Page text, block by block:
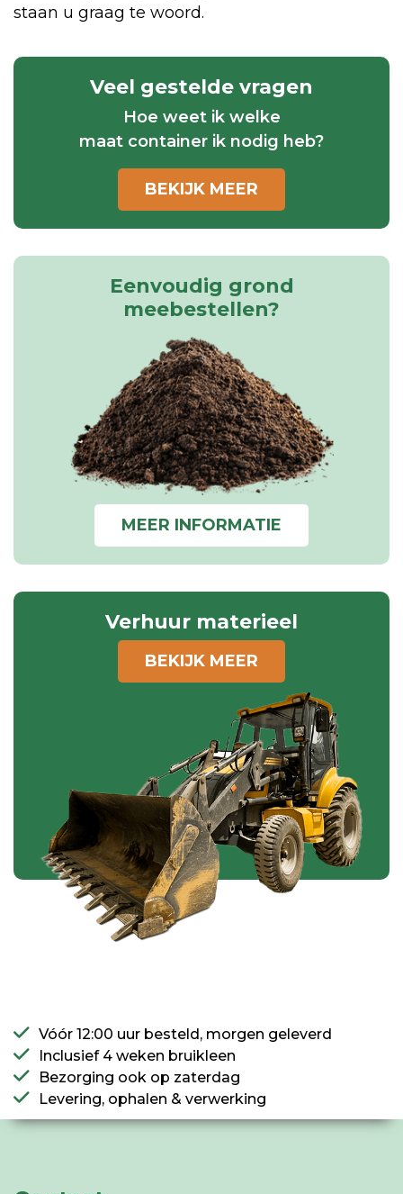
staan u graag te woord.
Veel gestelde vragen
Hoe weet ik welke
maat container ik nodig heb?
BEKIJK MEER
Eenvoudig grond
meebestellen?
MEER INFORMATIE
Verhuur materieel
BEKIJK MEER
Vóór 12:00 uur besteld, morgen geleverd
Inclusief 4 weken bruikleen
Bezorging ook op zaterdag
Levering, ophalen & verwerking